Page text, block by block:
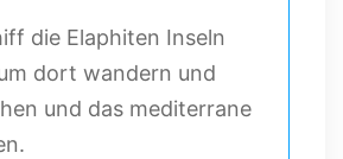
die Elaphiten Inseln
dort wandern und
und das mediterrane